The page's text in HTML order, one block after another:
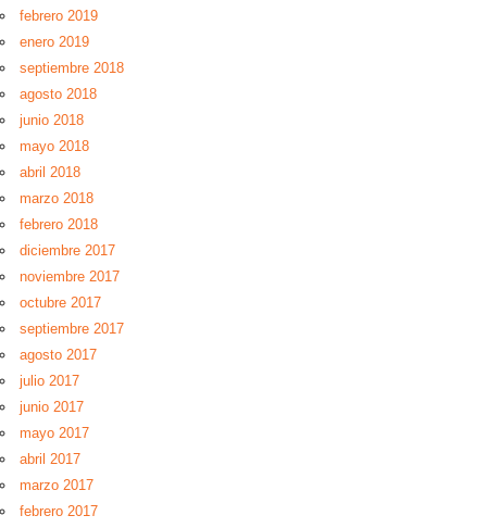
febrero 2019
enero 2019
septiembre 2018
agosto 2018
junio 2018
mayo 2018
abril 2018
marzo 2018
febrero 2018
diciembre 2017
noviembre 2017
octubre 2017
septiembre 2017
agosto 2017
julio 2017
junio 2017
mayo 2017
abril 2017
marzo 2017
febrero 2017